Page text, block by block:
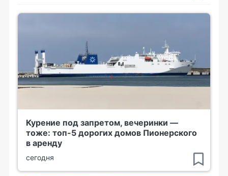
Курение под запретом, вечеринки —
тоже: топ-5 дорогих домов Пионерского
в аренду
сегодня